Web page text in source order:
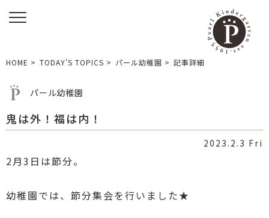
HOME > TODAY’S TOPICS > パール幼稚園 > 記事詳細
パール幼稚園
鬼は外！福は内！
2023.2.3 Fri
2月3 日は節分。
幼稚園では、節分集会を行いました★